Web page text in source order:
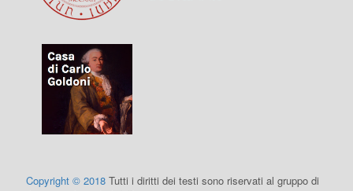
Copyright © 2018 Tutti i diritti dei testi sono riservati al gruppo di